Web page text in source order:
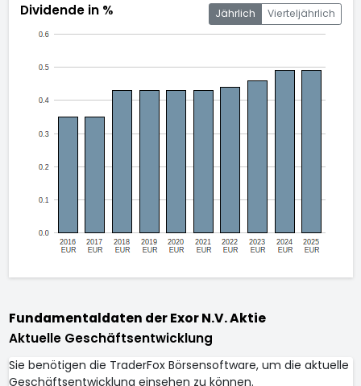
Dividende in % Jährlich Vierteljährlich
Fundamentaldaten der Exor N.V. Aktie
Aktuelle Geschäftsentwicklung
Sie benötigen die TraderFox Börsensoftware, um die aktuelle
Geschäftsentwicklung einsehen zu können.